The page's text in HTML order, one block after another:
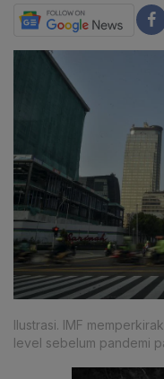
Ilustrasi. IMF
level sebelum pandemi